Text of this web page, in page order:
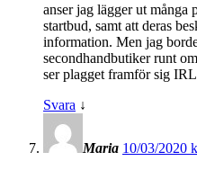
anser jag lägger ut många
startbud, samt att deras
information. Men jag
secondhandbutiker runt
ser plagget framför sig
Svara ↓
Maria 10/03/2020